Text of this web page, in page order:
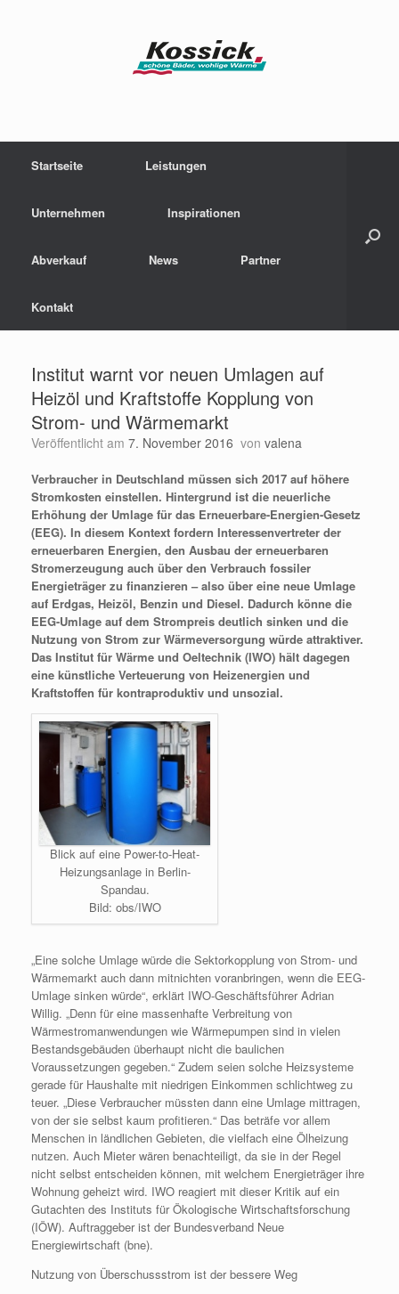
Startseite Leistungen
Unternehmen Inspirationen
Abverkauf News Partner
Kontakt
Institut warnt vor neuen Umlagen auf
Heizöl und Kraftstoffe Kopplung von
Strom- und Wärmemarkt
Veröffentlicht am 7. November 2016 von valena
Verbraucher in Deutschland müssen sich 2017 auf höhere
Stromkosten einstellen. Hintergrund ist die neuerliche
Erhöhung der Umlage für das Erneuerbare-Energien-Gesetz
(EEG). In diesem Kontext fordern Interessenvertreter der
erneuerbaren Energien, den Ausbau der erneuerbaren
Stromerzeugung auch über den Verbrauch fossiler
Energieträger zu finanzieren – also über eine neue Umlage
auf Erdgas, Heizöl, Benzin und Diesel. Dadurch könne die
EEG-Umlage auf dem Strompreis deutlich sinken und die
Nutzung von Strom zur Wärmeversorgung würde attraktiver.
Das Institut für Wärme und Oeltechnik (IWO) hält dagegen
eine künstliche Verteuerung von Heizenergien und
Kraftstoffen für kontraproduktiv und unsozial.
Blick auf eine Power-to-Heat-
Heizungsanlage in Berlin-
Spandau.
Bild: obs/IWO
„Eine solche Umlage würde die Sektorkopplung von Strom- und
Wärmemarkt auch dann mitnichten voranbringen, wenn die EEG-
Umlage sinken würde“, erklärt IWO-Geschäftsführer Adrian
Willig. „Denn für eine massenhafte Verbreitung von
Wärmestromanwendungen wie Wärmepumpen sind in vielen
Bestandsgebäuden überhaupt nicht die baulichen
Voraussetzungen gegeben.“ Zudem seien solche Heizsysteme
gerade für Haushalte mit niedrigen Einkommen schlichtweg zu
teuer. „Diese Verbraucher müssten dann eine Umlage mittragen,
von der sie selbst kaum profitieren.“ Das beträfe vor allem
Menschen in ländlichen Gebieten, die vielfach eine Ölheizung
nutzen. Auch Mieter wären benachteiligt, da sie in der Regel
nicht selbst entscheiden können, mit welchem Energieträger ihre
Wohnung geheizt wird. IWO reagiert mit dieser Kritik auf ein
Gutachten des Instituts für Ökologische Wirtschaftsforschung
(IÖW). Auftraggeber ist der Bundesverband Neue
Energiewirtschaft (bne).
Nutzung von Überschussstrom ist der bessere Weg